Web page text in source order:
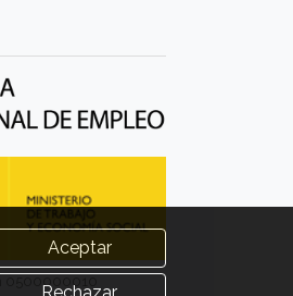
0500000010
Aceptar